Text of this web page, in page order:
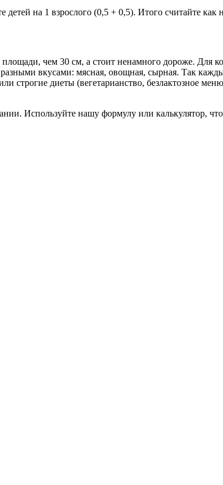
на 1 взрослого (0,5 + 0,5). Итого считайте
чем 30 см, а стоит ненамного дороже. Для
вкусами: мясная, овощная, сырная. Так
строгие диеты (вегетарианство, безлактозное
Используйте нашу формулу или калькулятор,